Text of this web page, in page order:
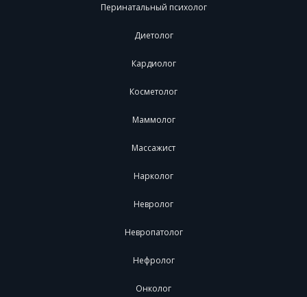
Перинатальный психолог
Диетолог
Кардиолог
Косметолог
Маммолог
Массажист
Нарколог
Невролог
Невропатолог
Нефролог
Онколог